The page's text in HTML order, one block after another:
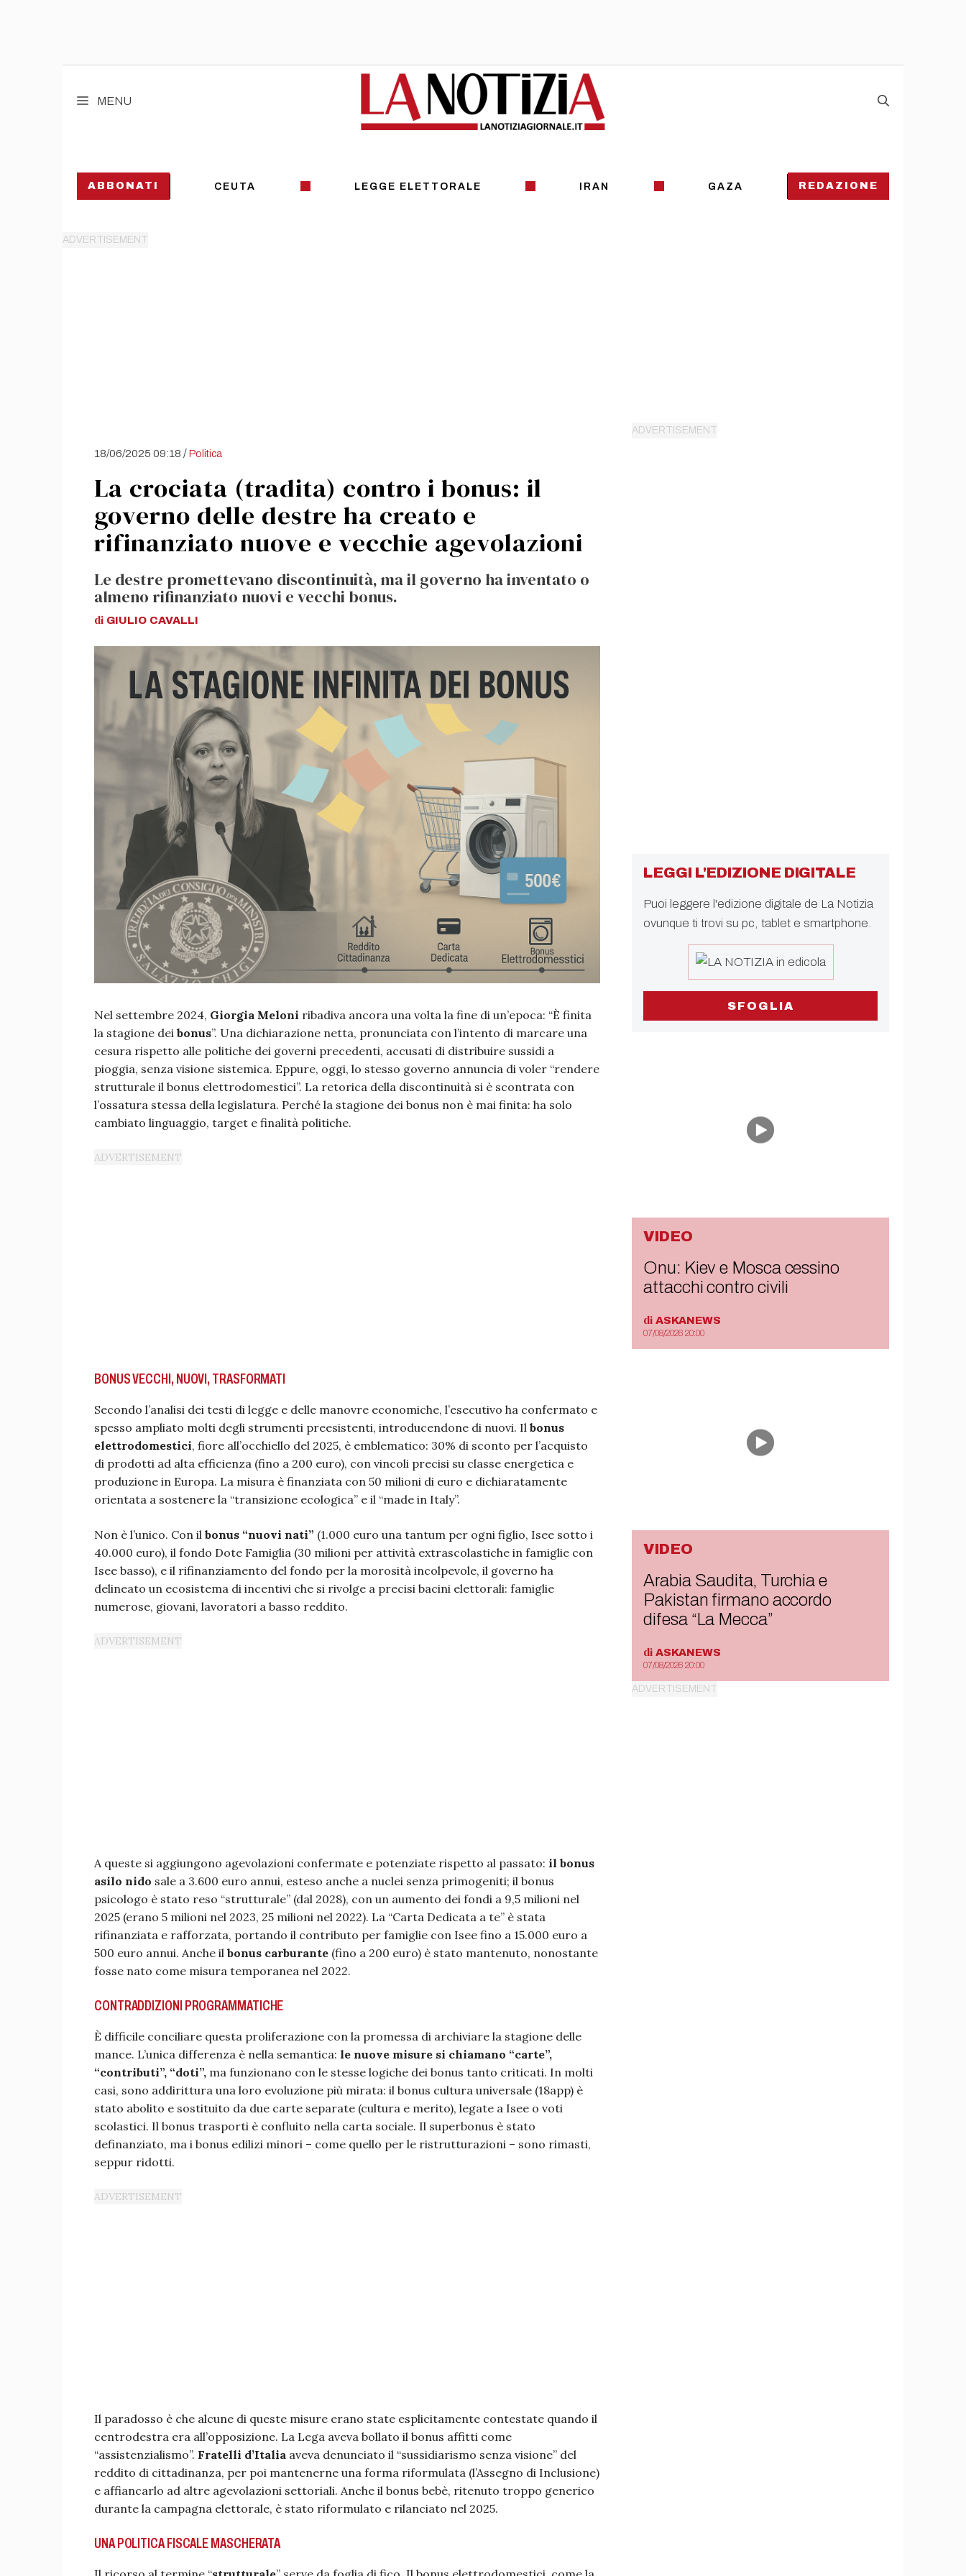
MENU
ABBONATI CEUTA LEGGE ELETTORALE IRAN GAZA REDAZIONE
18/06/2025 09:18 /Politica
La crociata (tradita) contro i bonus: il
governo delle destre ha creato e
rifinanziato nuove e vecchie agevolazioni
Le destre promettevano discontinuità, ma il governo ha inventato o
almeno rifinanziato nuovi e vecchi bonus.
di GIULIO CAVALLI
Nel settembre 2024, Giorgia Meloni ribadiva ancora una volta la fine di un’epoca: “È finita
la stagione dei bonus”. Una dichiarazione netta, pronunciata con l’intento di marcare una
cesura rispetto alle politiche dei governi precedenti, accusati di distribuire sussidi a
pioggia, senza visione sistemica. Eppure, oggi, lo stesso governo annuncia di voler “rendere
strutturale il bonus elettrodomestici”. La retorica della discontinuità si è scontrata con
l’ossatura stessa della legislatura. Perché la stagione dei bonus non è mai finita: ha solo
cambiato linguaggio, target e finalità politiche.
BONUS VECCHI, NUOVI, TRASFORMATI
Secondo l’analisi dei testi di legge e delle manovre economiche, l’esecutivo ha confermato e
spesso ampliato molti degli strumenti preesistenti, introducendone di nuovi. Il bonus
elettrodomestici, fiore all’occhiello del 2025, è emblematico: 30% di sconto per l’acquisto
di prodotti ad alta efficienza (fino a 200 euro), con vincoli precisi su classe energetica e
produzione in Europa. La misura è finanziata con 50 milioni di euro e dichiaratamente
orientata a sostenere la “transizione ecologica” e il “made in Italy”.
Non è l’unico. Con il bonus “nuovi nati” (1.000 euro una tantum per ogni figlio, Isee sotto i
40.000 euro), il fondo Dote Famiglia (30 milioni per attività extrascolastiche in famiglie con
Isee basso), e il rifinanziamento del fondo per la morosità incolpevole, il governo ha
delineato un ecosistema di incentivi che si rivolge a precisi bacini elettorali: famiglie
numerose, giovani, lavoratori a basso reddito.
A queste si aggiungono agevolazioni confermate e potenziate rispetto al passato: il bonus
asilo nido sale a 3.600 euro annui, esteso anche a nuclei senza primogeniti; il bonus
psicologo è stato reso “strutturale” (dal 2028), con un aumento dei fondi a 9,5 milioni nel
2025 (erano 5 milioni nel 2023, 25 milioni nel 2022). La “Carta Dedicata a te” è stata
rifinanziata e rafforzata, portando il contributo per famiglie con Isee fino a 15.000 euro a
500 euro annui. Anche il bonus carburante (fino a 200 euro) è stato mantenuto, nonostante
fosse nato come misura temporanea nel 2022.
CONTRADDIZIONI PROGRAMMATICHE
È difficile conciliare questa proliferazione con la promessa di archiviare la stagione delle
mance. L’unica differenza è nella semantica: le nuove misure si chiamano “carte”,
“contributi”, “doti”, ma funzionano con le stesse logiche dei bonus tanto criticati. In molti
casi, sono addirittura una loro evoluzione più mirata: il bonus cultura universale (18app) è
stato abolito e sostituito da due carte separate (cultura e merito), legate a Isee o voti
scolastici. Il bonus trasporti è confluito nella carta sociale. Il superbonus è stato
definanziato, ma i bonus edilizi minori – come quello per le ristrutturazioni – sono rimasti,
seppur ridotti.
Il paradosso è che alcune di queste misure erano state esplicitamente contestate quando il
centrodestra era all’opposizione. La Lega aveva bollato il bonus affitti come
“assistenzialismo”. Fratelli d’Italia aveva denunciato il “sussidiarismo senza visione” del
reddito di cittadinanza, per poi mantenerne una forma riformulata (l’Assegno di Inclusione)
e affiancarlo ad altre agevolazioni settoriali. Anche il bonus bebè, ritenuto troppo generico
durante la campagna elettorale, è stato riformulato e rilanciato nel 2025.
UNA POLITICA FISCALE MASCHERATA
LEGGI L'EDIZIONE DIGITALE
Puoi leggere l'edizione digitale de La Notizia
ovunque ti trovi su pc, tablet e smartphone.
SFOGLIA
VIDEO
Onu: Kiev e Mosca cessino
attacchi contro civili
di ASKANEWS
07/08/2026 20:00
VIDEO
Arabia Saudita, Turchia e
Pakistan firmano accordo
difesa “La Mecca”
di ASKANEWS
07/08/2026 20:00